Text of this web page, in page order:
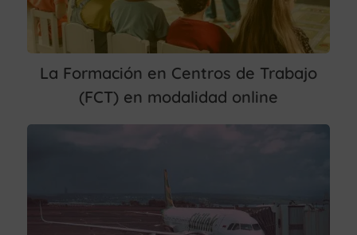
La Formación en Centros de Trabajo
(FCT) en modalidad online